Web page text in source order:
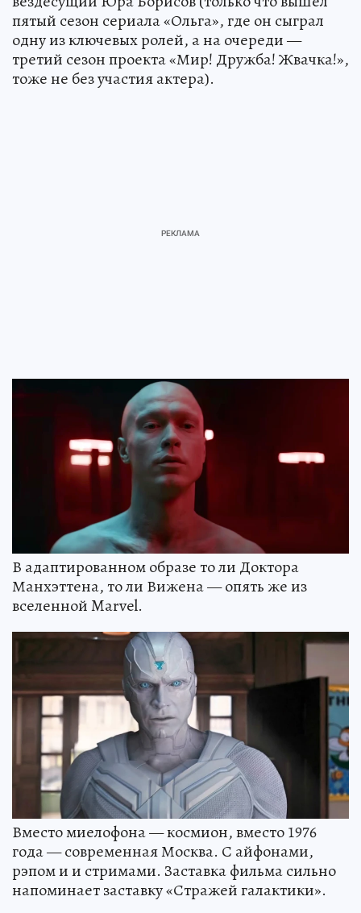
пятый сезон сериала «Ольга», где он сыграл
одну из ключевых ролей, а на очереди —
третий сезон проекта «Мир! Дружба! Жвачка!»,
тоже не без участия актера).
В адаптированном образе то ли Доктора
Манхэттена, то ли Вижена — опять же из
вселенной Marvel.
Вместо миелофона — космион, вместо 1976
года — современная Москва. С айфонами,
рэпом и и стримами. Заставка фильма сильно
напоминает заставку «Стражей галактики».